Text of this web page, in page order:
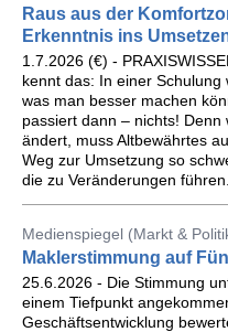
Raus aus der
Erkenntnis ins
1.7.2026 (€) -
kennt das: In einer Schulung
was man besser machen
passiert dann – nichts! Denn
ändert, muss Altbewährtes
Weg zur Umsetzung so
die zu Veränderungen führen.
Medienspiegel (Markt &
Maklerstimmung auf
25.6.2026 - Die Stimmung
einem Tiefpunkt
Geschäftsentwicklung